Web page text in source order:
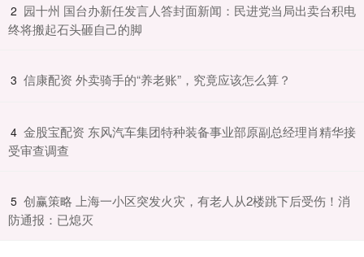
2 ​园十州 国台办新任发言人答封面新闻：民进党当局出卖台积电
终将搬起石头砸自己的脚
3 ​信康配资 外卖骑手的“养老账”，究竟应该怎么算？
4 ​金股宝配资 东风汽车集团特种装备事业部原副总经理肖精华接
受审查调查
5 ​创赢策略 上海一小区突发火灾，有老人从2楼跳下后受伤！消
防通报：已熄灭